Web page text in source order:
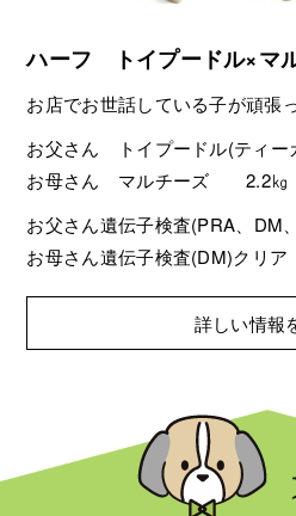
ハーフ トイプードル×マ
お店でお世話している子が頑
お父さん トイプードル(ティ
お母さん マルチーズ 2.2㎏
お父さん遺伝子検査(PRA、DM
お母さん遺伝子検査(DM)クリア
詳しい情報